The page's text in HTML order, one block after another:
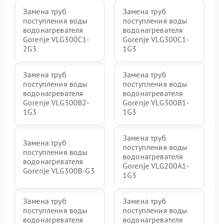
Замена труб
поступления воды
водонагревателя
Gorenje VLG300C1-
2G3
Замена труб
поступления воды
водонагревателя
Gorenje VLG300C1-
1G3
Замена труб
поступления воды
водонагревателя
Gorenje VLG300B2-
1G3
Замена труб
поступления воды
водонагревателя
Gorenje VLG300B1-
1G3
Замена труб
поступления воды
водонагревателя
Gorenje VLG300B-G3
Замена труб
поступления воды
водонагревателя
Gorenje VLG200А1-
1G3
Замена труб
поступления воды
водонагревателя
Замена труб
поступления воды
водонагревателя